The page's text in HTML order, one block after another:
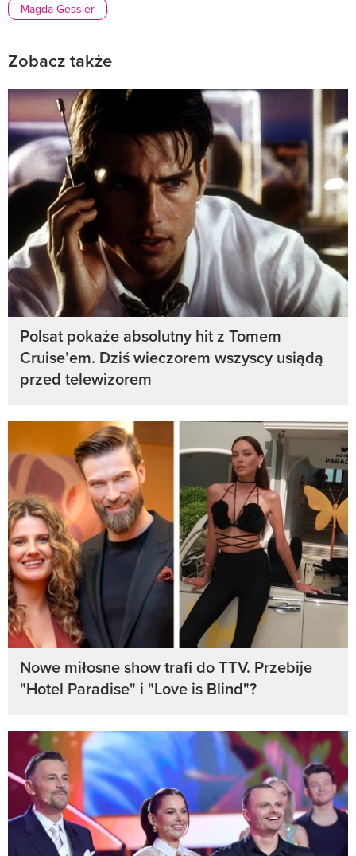
Magda Gessler
Zobacz także
Polsat pokaże absolutny hit z Tomem
Cruise’em. Dziś wieczorem wszyscy usiądą
przed telewizorem
Nowe miłosne show trafi do TTV. Przebije
"Hotel Paradise" i "Love is Blind"?